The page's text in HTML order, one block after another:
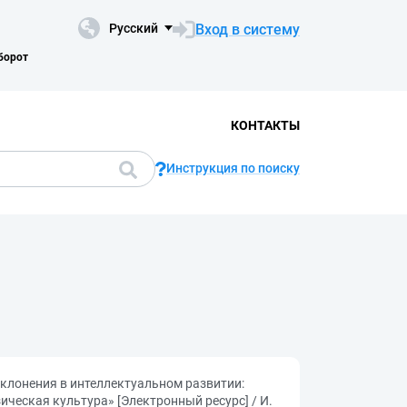
Русский Вход в систему
КОНТАКТЫ
Инструкция по поиску
в интеллектуальном развитии:
культура» [Электронный ресурс] / И.